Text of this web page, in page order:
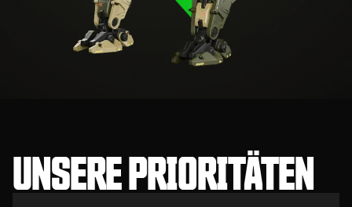
UNSERE PRIORITÄTEN